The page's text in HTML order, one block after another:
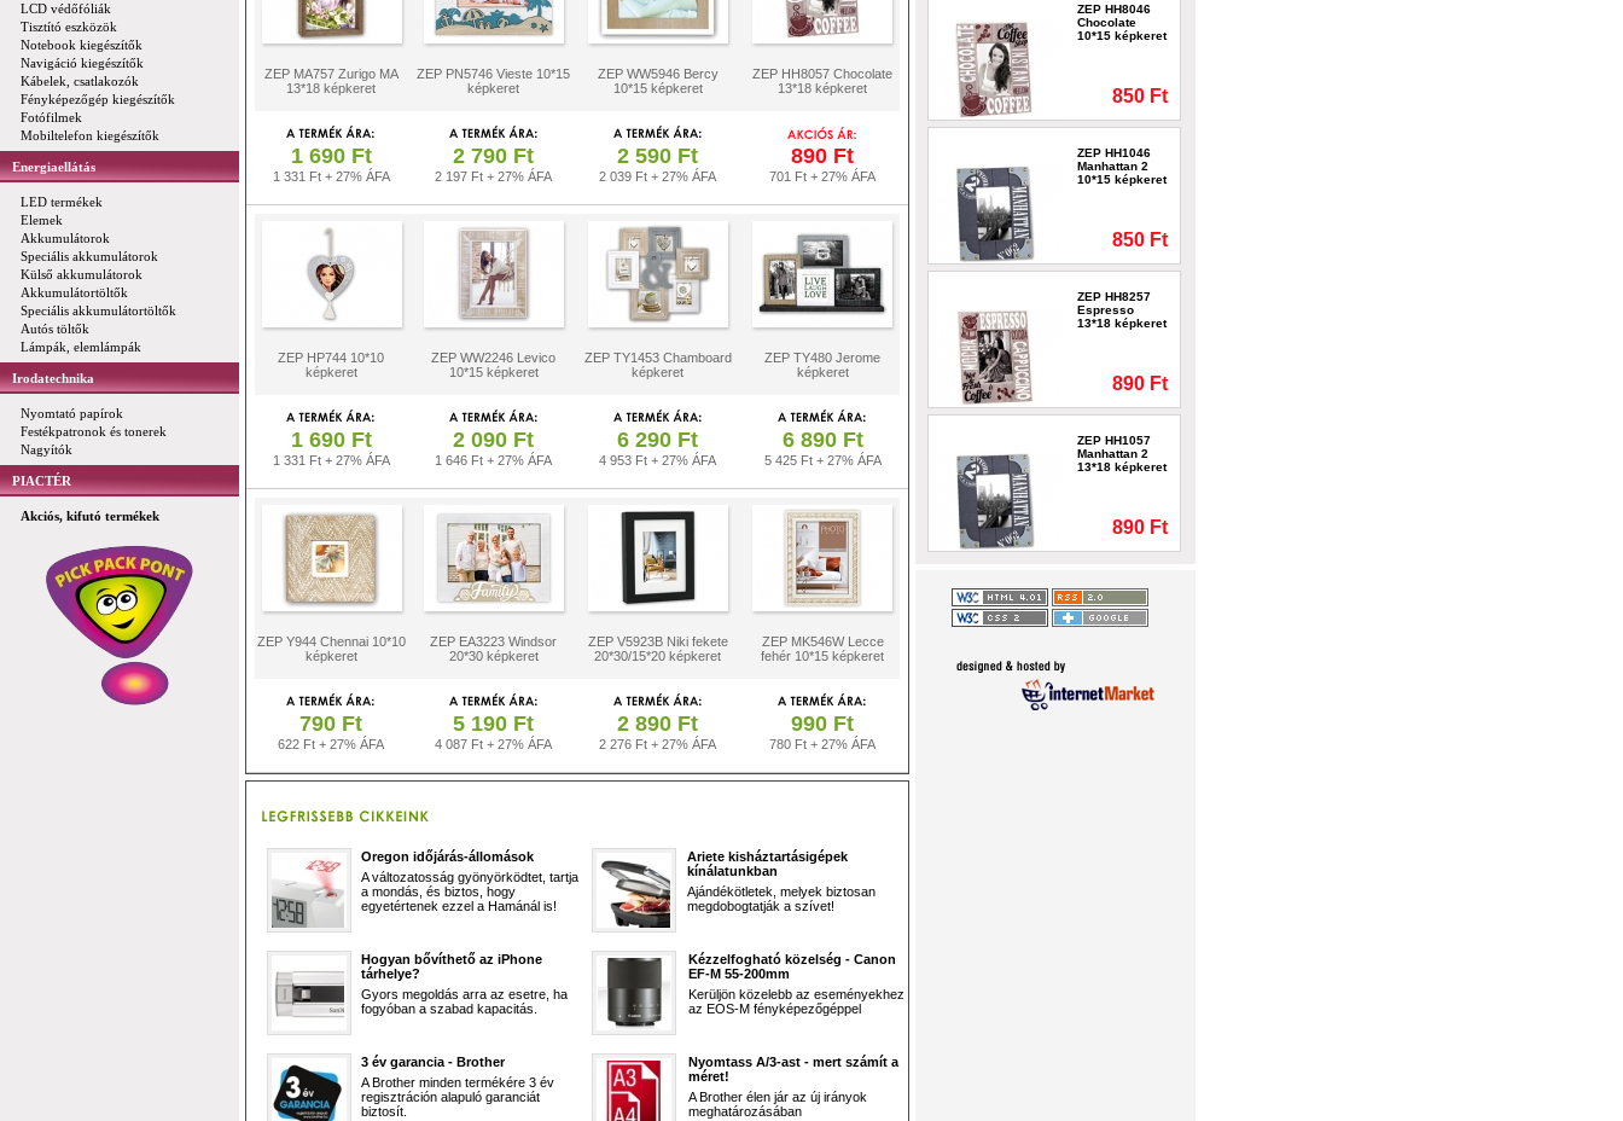
LCD védőfóliák
Tisztító eszközök
Notebook kiegészítők
Navigáció kiegészítők
Kábelek, csatlakozók
Fényképezőgép kiegészítők
Fotófilmek
Mobiltelefon kiegészítők
Energiaellátás
LED termékek
Elemek
Akkumulátorok
Speciális akkumulátorok
Külső akkumulátorok
Akkumulátortöltők
Speciális akkumulátortöltők
Autós töltők
Lámpák, elemlámpák
Irodatechnika
Nyomtató papírok
Festékpatronok és tonerek
Nagyítók
PIACTÉR
Akciós, kifutó termékek
ZEP MA757 Zurigo MA
13*18 képkeret
ZEP PN5746 Vieste 10*15
képkeret
ZEP WW5946 Bercy
10*15 képkeret
ZEP HH8057 Chocolate
13*18 képkeret
1 690 Ft
1 331 Ft + 27% ÁFA
2 790 Ft
2 197 Ft + 27% ÁFA
2 590 Ft
2 039 Ft + 27% ÁFA
890 Ft
701 Ft + 27% ÁFA
ZEP HP744 10*10
képkeret
ZEP WW2246 Levico
10*15 képkeret
ZEP TY1453 Chamboard
képkeret
ZEP TY480 Jerome
képkeret
1 690 Ft
1 331 Ft + 27% ÁFA
2 090 Ft
1 646 Ft + 27% ÁFA
6 290 Ft
4 953 Ft + 27% ÁFA
6 890 Ft
5 425 Ft + 27% ÁFA
ZEP Y944 Chennai 10*10
képkeret
ZEP EA3223 Windsor
20*30 képkeret
ZEP V5923B Niki fekete
20*30/15*20 képkeret
ZEP MK546W Lecce
fehér 10*15 képkeret
790 Ft
622 Ft + 27% ÁFA
5 190 Ft
4 087 Ft + 27% ÁFA
2 890 Ft
2 276 Ft + 27% ÁFA
990 Ft
780 Ft + 27% ÁFA
Oregon időjárás-állomások
A változatosság gyönyörködtet, tartja
a mondás, és biztos, hogy
egyetértenek ezzel a Hamánál is!
Ariete kisháztartásigépek
kínálatunkban
Ajándékötletek, melyek biztosan
megdobogtatják a szívet!
Hogyan bővíthető az iPhone
tárhelye?
Gyors megoldás arra az esetre, ha
fogyóban a szabad kapacitás.
Kézzelfogható közelség - Canon
EF-M 55-200mm
Kerüljön közelebb az eseményekhez
az EOS-M fényképezőgéppel
3 év garancia - Brother
A Brother minden termékére 3 év
regisztráción alapuló garanciát
biztosít.
Nyomtass A/3-ast - mert számít a
méret!
A Brother élen jár az új irányok
meghatározásában
ZEP HH8046
Chocolate
10*15 képkeret
850 Ft
ZEP HH1046
Manhattan 2
10*15 képkeret
850 Ft
ZEP HH8257
Espresso
13*18 képkeret
890 Ft
ZEP HH1057
Manhattan 2
13*18 képkeret
890 Ft